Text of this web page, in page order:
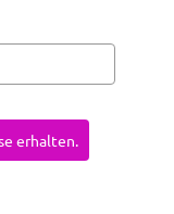
erhalten.